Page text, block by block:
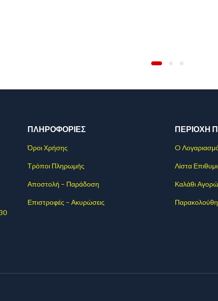
ΠΛΗΡΟΦΟΡΊΕΣ
Όροι Χρήσης
Τρόποι Πληρωμής
Αποστολή – Παράδοση
Επιστροφές – Ακυρώσεις
ΠΕΡΙΟΧΗ
O
Λίστα
Καλάθι